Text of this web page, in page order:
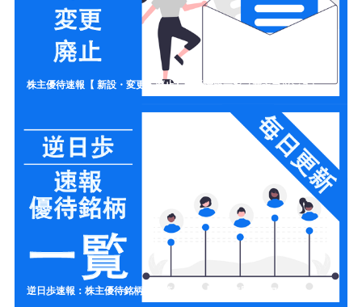
株主優待速報【 新設・変更・廃止】開示情報一覧（新設ラッシュ）
逆日歩速報：株主優待銘柄の一覧リスト【制度信用クロス取引】